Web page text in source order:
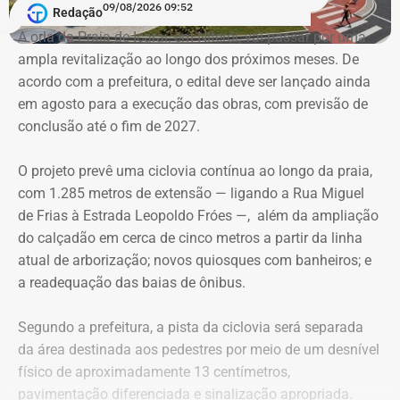
E as artes do bruxo vão mais longe e criam outra
conexão. O arquiteto e historiador Nireu Cavalcanti tem
um sonho. Nele, caminham pelas ruas do Rio de Janeiro
Bentinho, olhando para os lados, desconfiado do que
aconteceu no passado. O filósofo Quincas Borba filosofa
e se pergunta onde errou. Ao mesmo tempo, o transeunte
interpretados por um tal Dr. Simão Bacamarte, que não
hesitará em levar o desavisado para uma internação
compulsória. Na mente de Nireu, os personagens de um
dos maiores escritores brasileiros de todos os tempos,
Machado de Assis, passeiam por aí, a clamar, como
fantasmas, um caminho delimitado por “templos” onde o
Redação09/08/2026 09:52
A orla da Praia de Icaraí, em Niterói, vai passar por uma
ampla revitalização ao longo dos próximos meses. De
acordo com a prefeitura, o edital deve ser lançado ainda
em agosto para a execução das obras, com previsão de
conclusão até o fim de 2027.
O projeto prevê uma ciclovia contínua ao longo da praia,
com 1.285 metros de extensão — ligando a Rua Miguel
de Frias à Estrada Leopoldo Fróes —, além da ampliação
do calçadão em cerca de cinco metros a partir da linha
atual de arborização; novos quiosques com banheiros; e
a readequação das baias de ônibus.
Segundo a prefeitura, a pista da ciclovia será separada
da área destinada aos pedestres por meio de um desnível
físico de aproximadamente 13 centímetros,
pavimentação diferenciada e sinalização apropriada.